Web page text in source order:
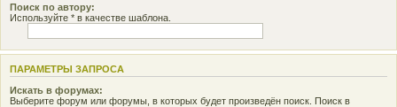
Поиск по автору:
Используйте * в качестве шаблона.
ПАРАМЕТРЫ ЗАПРОСА
Искать в форумах:
Выберите форум или форумы, в которых будет произведён поиск. Поиск в